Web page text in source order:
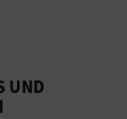
UND